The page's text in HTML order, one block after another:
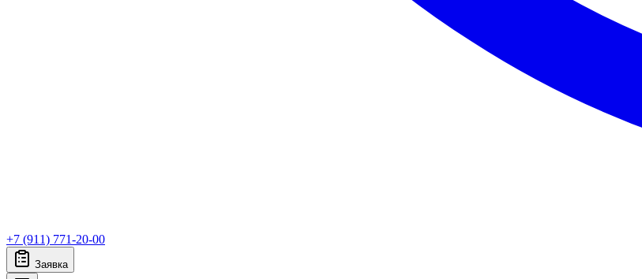
+7 (911) 771-20-00
Заявка